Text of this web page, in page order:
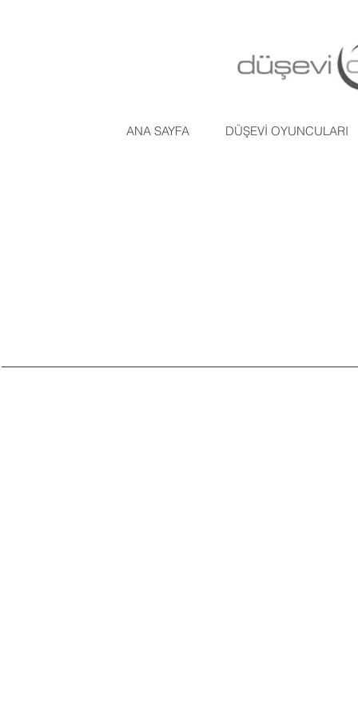
ANA SAYFA DÜŞEVİ OYUNCULARI